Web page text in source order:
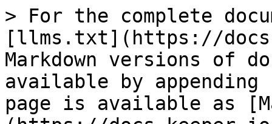
> For the complete
[llms.txt](https://
Markdown versions of
available by
page is available as